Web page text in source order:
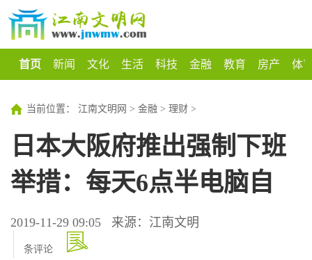
首页 新闻 文化 生活 科技 金融 教育 房产 体
当前位置： 江南文明网 > 金融 > 理财 >
日本大阪府推出强制下班
举措：每天6点半电脑自
2019-11-29 09:05 来源：江南文明
条评论